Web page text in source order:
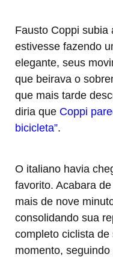
Fausto Coppi subia
estivesse fazendo
elegante, seus
que beirava o
que mais tarde
diria que Coppi
bicicleta”.
O italiano havia
favorito. Acabara
mais de nove
consolidando sua
completo ciclista
momento,